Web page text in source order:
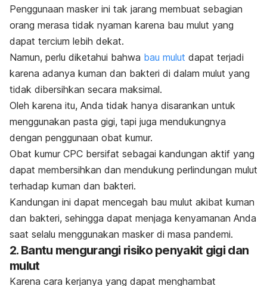
Penggunaan masker ini tak jarang membuat sebagian
orang merasa tidak nyaman karena bau mulut yang
dapat tercium lebih dekat.
Namun, perlu diketahui bahwa bau mulut dapat terjadi
karena adanya kuman dan bakteri di dalam mulut yang
tidak dibersihkan secara maksimal.
Oleh karena itu, Anda tidak hanya disarankan untuk
menggunakan pasta gigi, tapi juga mendukungnya
dengan penggunaan obat kumur.
Obat kumur CPC bersifat sebagai kandungan aktif yang
dapat membersihkan dan mendukung perlindungan mulut
terhadap kuman dan bakteri.
Kandungan ini dapat mencegah bau mulut akibat kuman
dan bakteri, sehingga dapat menjaga kenyamanan Anda
saat selalu menggunakan masker di masa pandemi.
2. Bantu mengurangi risiko penyakit gigi dan
mulut
Karena cara kerjanya yang dapat menghambat